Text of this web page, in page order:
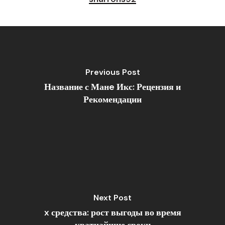
Previous Post
Название с Манe Икс: Рецензия и
Рекомендации
Next Post
x средства: рост выгоды во время